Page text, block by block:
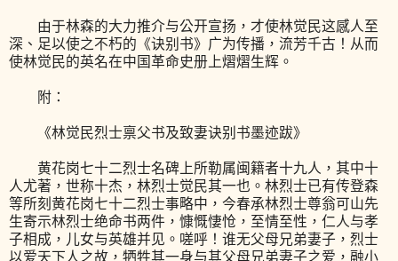
由于林森的大力推介与公开宣扬，才使林觉民这感人至
深、足以使之不朽的《诀别书》广为传播，流芳千古！从而
使林觉民的英名在中国革命史册上熠熠生辉。
附：
《林觉民烈士禀父书及致妻诀别书墨迹跋》
黄花岗七十二烈士名碑上所勒属闽籍者十九人，其中十
人尤著，世称十杰，林烈士觉民其一也。林烈士已有传登森
等所刻黄花岗七十二烈士事略中，今春承林烈士尊翁可山先
生寄示林烈士绝命书两件，慷慨悽怆，至情至性，仁人与孝
子相成，儿女与英雄并见。嗟呼！谁无父母兄弟妻子，烈士
以爱天下人之故，牺牲其一身与其父母兄弟妻子之爱，融小